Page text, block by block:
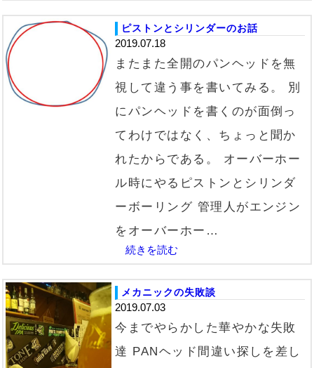
ピストンとシリンダーのお話
2019.07.18
またまた全開のパンヘッドを無
視して違う事を書いてみる。 別
にパンヘッドを書くのが面倒っ
てわけではなく、ちょっと聞か
れたからである。 オーバーホー
ル時にやるピストンとシリンダ
ーボーリング 管理人がエンジン
をオーバーホー…
続きを読む
メカニックの失敗談
2019.07.03
今までやらかした華やかな失敗
達 PANヘッド間違い探しを差し